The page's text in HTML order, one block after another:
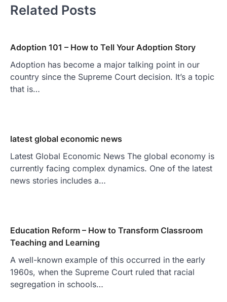
Related Posts
Adoption 101 – How to Tell Your Adoption Story
Adoption has become a major talking point in our
country since the Supreme Court decision. It’s a topic
that is…
latest global economic news
Latest Global Economic News The global economy is
currently facing complex dynamics. One of the latest
news stories includes a…
Education Reform – How to Transform Classroom
Teaching and Learning
A well-known example of this occurred in the early
1960s, when the Supreme Court ruled that racial
segregation in schools…